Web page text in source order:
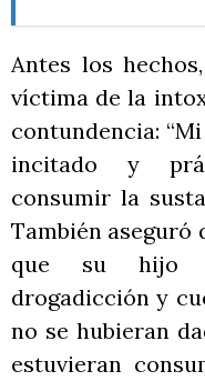
Antes los
víctima de la
contundencia:
incitado y
consumir la
También aseguró
que su hijo
drogadicción y
no se hubieran
estuvieran